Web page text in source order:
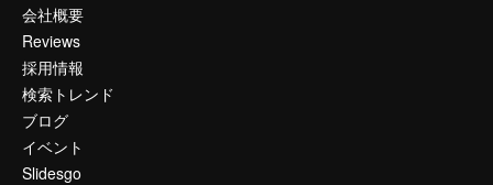
会社概要
Reviews
採用情報
検索トレンド
ブログ
イベント
Slidesgo